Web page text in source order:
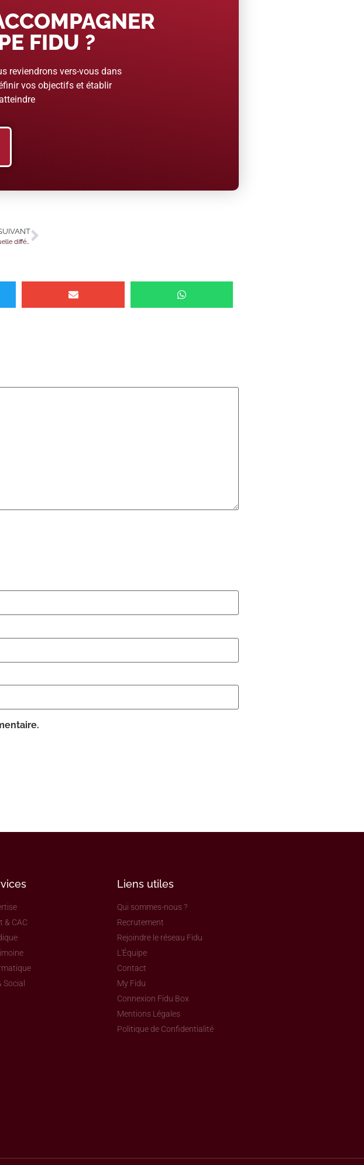
FIDU ?
reviendrons vers-vous dans
vos objectifs et établir
Date limite de consommation et date de durabilité minimale : quelle différence ?
& CAC
Social
Liens utiles
Qui sommes-nous ?
Recrutement
Rejoindre le réseau Fidu
L'Équipe
Contact
My Fidu
Connexion Fidu Box
Mentions Légales
Politique de Confidentialité